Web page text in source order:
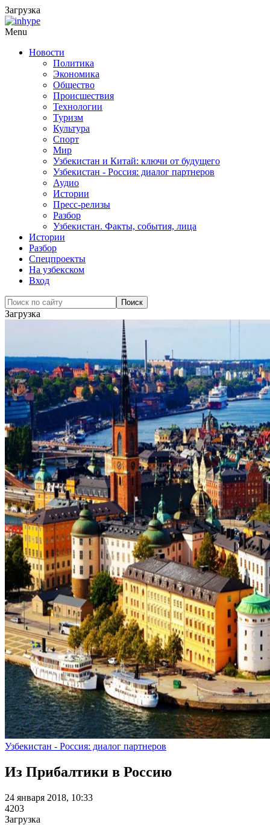
Загрузка
Menu
Новости
Политика
Экономика
Общество
Происшествия
Технологии
Туризм
Культура
Спорт
Мир
Узбекистан и Китай: ключи от будущего
Узбекистан - Россия: диалог партнеров
Аудио
Истории
Пресс-релизы
Разбор
Узбекистан. Факты, события, лица
Истории
Разбор
Спецпроекты
На узбекском
Вход
Загрузка
Узбекистан - Россия: диалог партнеров
Из Прибалтики в Россию
24 января 2018, 10:33
4203
Загрузка